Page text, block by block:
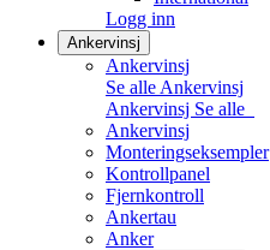
Logg inn
Ankervinsj
Ankervinsj
Se alle Ankervinsj
Ankervinsj Se alle
Ankervinsj
Monteringseksempler
Kontrollpanel
Fjernkontroll
Ankertau
Anker